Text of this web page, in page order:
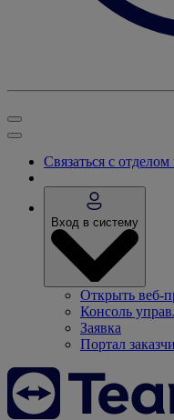
Связаться с
Вход в систему
Открыть веб-
Консоль
Заявка
Портал